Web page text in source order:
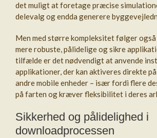
det muligt at foretage præcise
delevalg og endda generere
Men med større kompleksitet følger
mere robuste, pålidelige og sikre
tilfælde er det nødvendigt at anvende
applikationer, der kan aktiveres direkte
andre mobile enheder – især fordi flere
på farten og kræver fleksibilitet i deres
Sikkerhed og pålidelighed i
downloadprocessen